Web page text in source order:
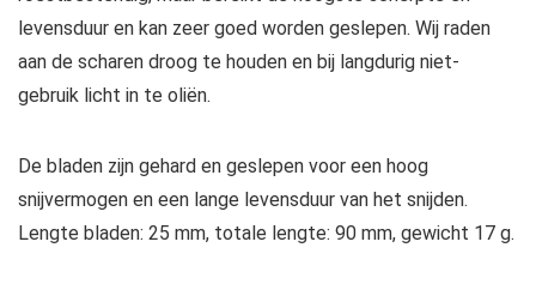
levensduur en kan zeer goed worden geslepen. Wij raden
aan de scharen droog te houden en bij langdurig niet-
gebruik licht in te oliën.
De bladen zijn gehard en geslepen voor een hoog
snijvermogen en een lange levensduur van het snijden.
Lengte bladen: 25 mm, totale lengte: 90 mm, gewicht 17 g.